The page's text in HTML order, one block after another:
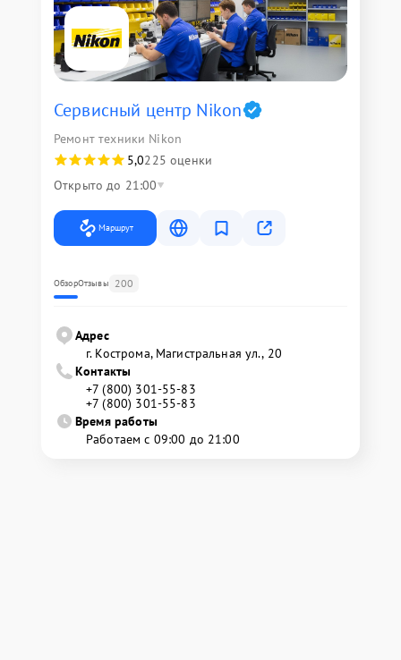
Сервисный центр Nikon
Ремонт техники Nikon
5,0225 оценки
Открыто до 21:00
Маршрут
ОбзорОтзывы 200
Адрес
г. Кострома, Магистральная ул., 20
Контакты
+7 (800) 301-55-83
+7 (800) 301-55-83
Время работы
Работаем с 09:00 до 21:00